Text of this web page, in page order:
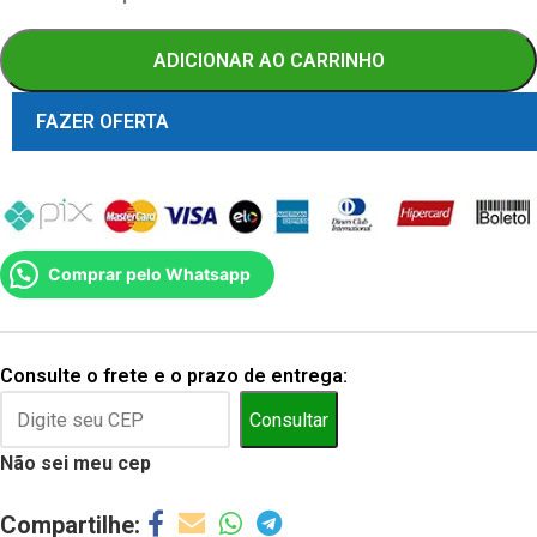
ADICIONAR AO CARRINHO
FAZER OFERTA
Comprar pelo Whatsapp
Consulte o frete e o prazo de entrega:
Consultar
Não sei meu cep